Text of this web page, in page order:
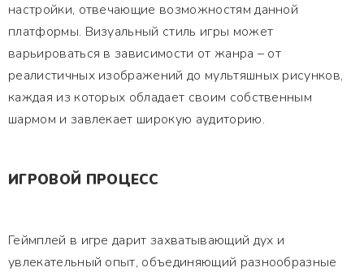
настройки, отвечающие возможностям данной
платформы. Визуальный стиль игры может
варьироваться в зависимости от жанра – от
реалистичных изображений до мультяшных рисунков,
каждая из которых обладает своим собственным
шармом и завлекает широкую аудиторию.
ИГРОВОЙ ПРОЦЕСС
Геймплей в игре дарит захватывающий дух и
увлекательный опыт, объединяющий разнообразные